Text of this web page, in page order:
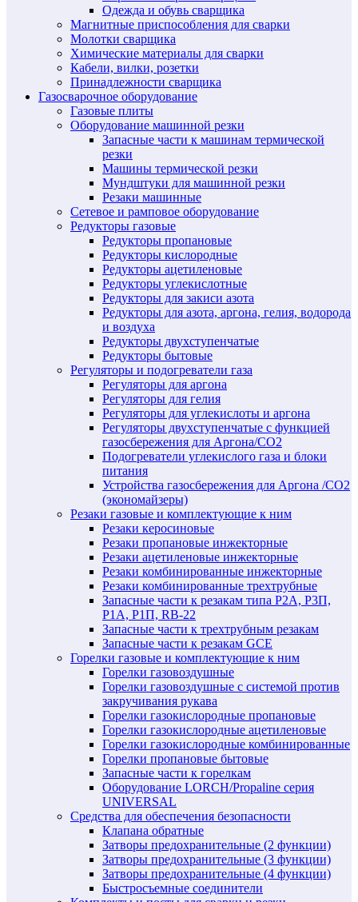
Одежда и обувь сварщика
Магнитные приспособления для сварки
Молотки сварщика
Химические материалы для сварки
Кабели, вилки, розетки
Принадлежности сварщика
Газосварочное оборудование
Газовые плиты
Оборудование машинной резки
Запасные части к машинам термической
резки
Машины термической резки
Мундштуки для машинной резки
Резаки машинные
Сетевое и рамповое оборудование
Редукторы газовые
Редукторы пропановые
Редукторы кислородные
Редукторы ацетиленовые
Редукторы углекислотные
Редукторы для закиси азота
Редукторы для азота, аргона, гелия, водорода
и воздуха
Редукторы двухступенчатые
Редукторы бытовые
Регуляторы и подогреватели газа
Регуляторы для аргона
Регуляторы для гелия
Регуляторы для углекислоты и аргона
Регуляторы двухступенчатые c функцией
газосбережения для Аргона/СО2
Подогреватели углекислого газа и блоки
питания
Устройства газосбережения для Аргона /СО2
(экономайзеры)
Резаки газовые и комплектующие к ним
Резаки керосиновые
Резаки пропановые инжекторные
Резаки ацетиленовые инжекторные
Резаки комбинированные инжекторные
Резаки комбинированные трехтрубные
Запасные части к резакам типа Р2А, Р3П,
Р1А, Р1П, RB-22
Запасные части к трехтрубным резакам
Запасные части к резакам GCE
Горелки газовые и комплектующие к ним
Горелки газовоздушные
Горелки газовоздушные с системой против
закручивания рукава
Горелки газокислородные пропановые
Горелки газокислородные ацетиленовые
Горелки газокислородные комбинированные
Горелки пропановые бытовые
Запасные части к горелкам
Оборудование LORCH/Propaline серия
UNIVERSAL
Средства для обеспечения безопасности
Клапана обратные
Затворы предохранительные (2 функции)
Затворы предохранительные (3 функции)
Затворы предохранительные (4 функции)
Быстросъемные соединители